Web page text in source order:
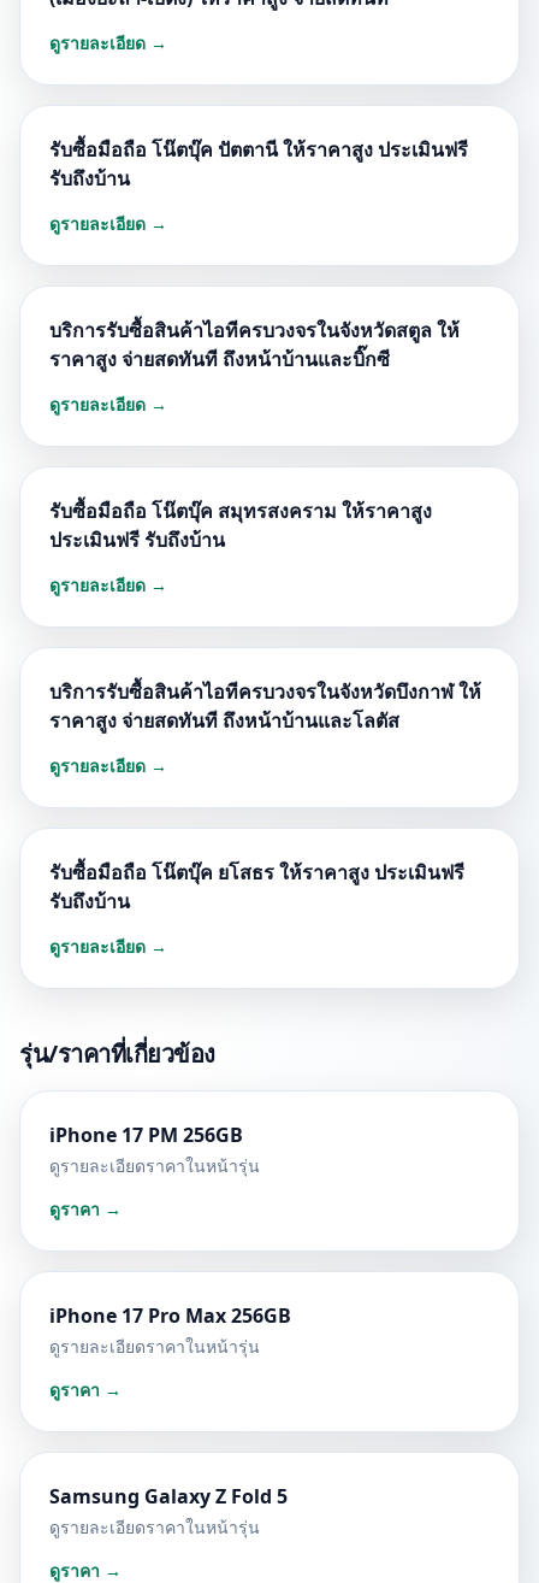
ดูรายละเอียด →
รับซื้อมือถือ โน๊ตบุ๊ค ปัตตานี ให้ราคาสูง ประเมินฟรี
รับถึงบ้าน
ดูรายละเอียด →
บริการรับซื้อสินค้าไอทีครบวงจรในจังหวัดสตูล ให้
ราคาสูง จ่ายสดทันที ถึงหน้าบ้านและบิ๊กซี
ดูรายละเอียด →
รับซื้อมือถือ โน๊ตบุ๊ค สมุทรสงคราม ให้ราคาสูง
ประเมินฟรี รับถึงบ้าน
ดูรายละเอียด →
บริการรับซื้อสินค้าไอทีครบวงจรในจังหวัดบึงกาฬ ให้
ราคาสูง จ่ายสดทันที ถึงหน้าบ้านและโลตัส
ดูรายละเอียด →
รับซื้อมือถือ โน๊ตบุ๊ค ยโสธร ให้ราคาสูง ประเมินฟรี
รับถึงบ้าน
ดูรายละเอียด →
รุ่น/ราคาที่เกี่ยวข้อง
iPhone 17 PM 256GB
ดูรายละเอียดราคาในหน้ารุ่น
ดูราคา →
iPhone 17 Pro Max 256GB
ดูรายละเอียดราคาในหน้ารุ่น
ดูราคา →
Samsung Galaxy Z Fold 5
ดูรายละเอียดราคาในหน้ารุ่น
ดูราคา →